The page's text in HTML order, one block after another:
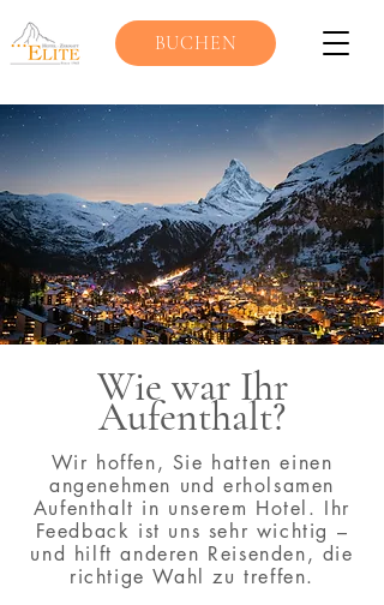
BUCHEN
Wie war Ihr
Aufenthalt?
Wir hoffen, Sie hatten einen
angenehmen und erholsamen
Aufenthalt in unserem Hotel. Ihr
Feedback ist uns sehr wichtig –
und hilft anderen Reisenden, die
richtige Wahl zu treffen.